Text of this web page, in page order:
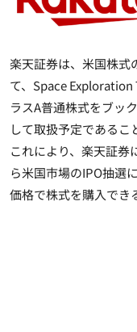
楽天証券は、米国株式
て、Space
ラスA普通株式をブッ
して取扱予定であるこ
これにより、楽天証券
ら米国市場のIPO抽選
価格で株式を購入でき